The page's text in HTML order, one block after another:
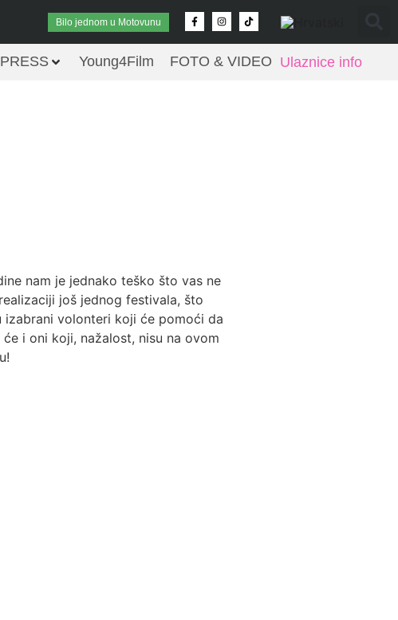
Bilo jednom u Motovunu
PRESS Young4Film FOTO & VIDEO Ulaznice info
nam je jednako teško što vas ne
još jednog festivala, što
izabrani volonteri koji će pomoći da
i oni koji, nažalost, nisu na ovom